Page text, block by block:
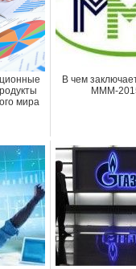
мира
В чем
МММ-